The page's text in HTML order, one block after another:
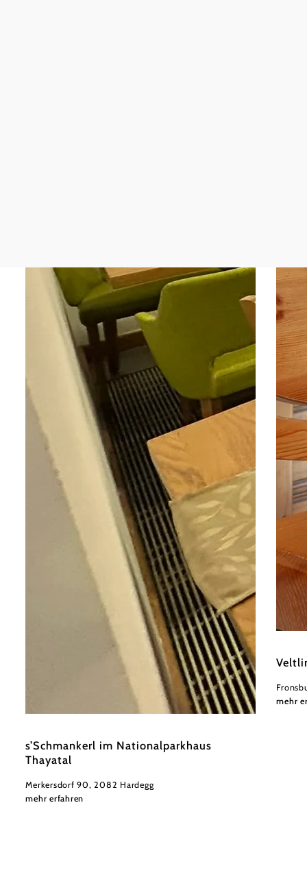
s’Schmankerl im Nationalparkhaus
Thayatal
Merkersdorf 90, 2082 Hardegg
mehr erfahren
mehr